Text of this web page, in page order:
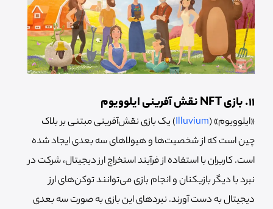
11. بازی NFT نقش آفرینی ایلوویوم
«ایلوویوم» (Illuvium) یک بازی نقش‌آفرینی مبتنی بر بلاک
چین است که از شخصیت‌ها و هیولاهای سه بعدی ایجاد شده
است. کاربران با استفاده از فرآیند استخراج ارز دیجیتال، شرکت در
نبرد با دیگر بازیکنان و انجام بازی می‌توانند توکن‌های ارز
دیجیتال به دست آورند. نبردهای این بازی به صورت سه بعدی